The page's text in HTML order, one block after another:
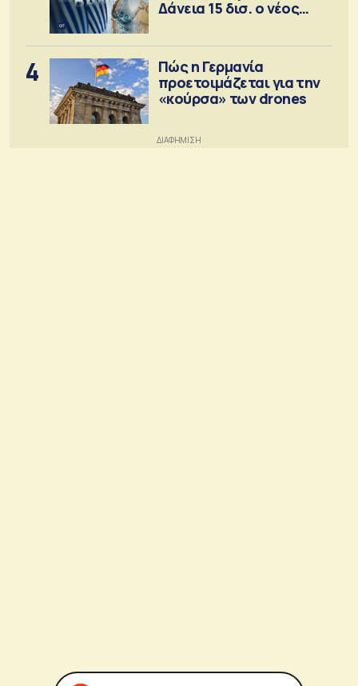
Δάνεια 15 δισ. ο νέος
4
Πώς η Γερμανία
προετοιμάζεται για την
«κούρσα» των drones